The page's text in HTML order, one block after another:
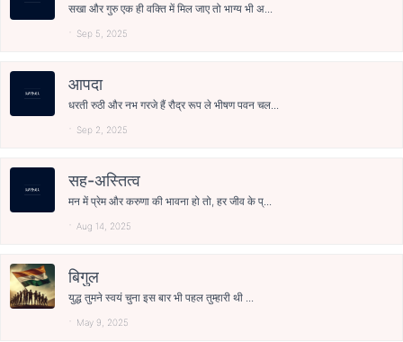
सखा और गुरु एक ही वक्ति में मिल जाए तो भाग्य भी अ...
Sep 5, 2025
आपदा
धरती रुठी और नभ गरजे हैं रौद्र रूप ले भीषण पवन चल...
Sep 2, 2025
सह-अस्तित्व
मन में प्रेम और करुणा की भावना हो तो, हर जीव के प्...
Aug 14, 2025
बिगुल
युद्ध तुमने स्वयं चुना इस बार भी पहल तुम्हारी थी ...
May 9, 2025